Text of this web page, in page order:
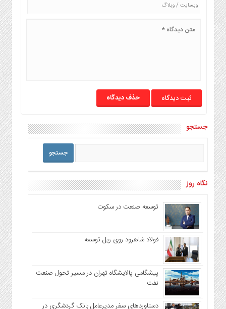
حذف دیدگاه
جستجو
نگاه روز
توسعه صنعت در سکوت
فولاد شاهرود روی ریل توسعه
پیشگامی پالایشگاه تهران در مسیر تحول صنعت
نفت
دستاوردهای سفر مدیرعامل بانک گردشگری در